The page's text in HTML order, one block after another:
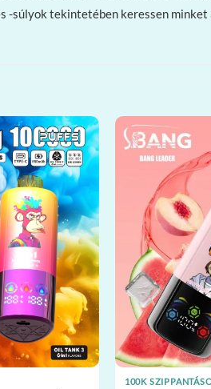
-súlyok tekintetében keressen minket
100K